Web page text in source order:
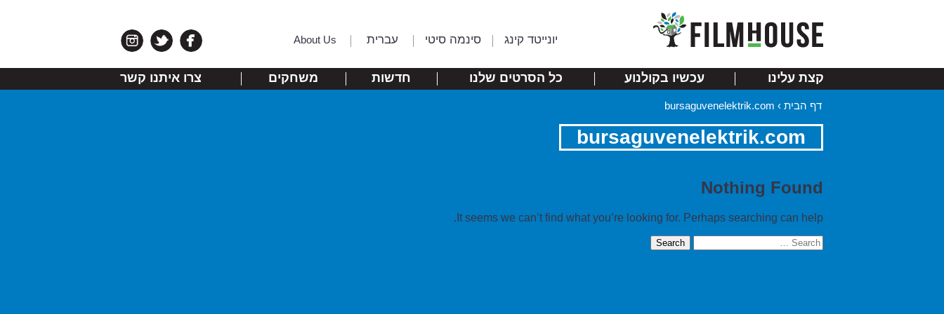
יונייטד קינג סינמה סיטי עברית About Us
קצת עלינו עכשיו בקולנוע כל הסרטים שלנו חדשות משחקים צרו איתנו קשר
דף הבית ›
bursaguvenelektrik.com
bursaguvenelektrik.com
Nothing Found
It seems we can’t find what you’re looking for. Perhaps searching can help.
Search
for: